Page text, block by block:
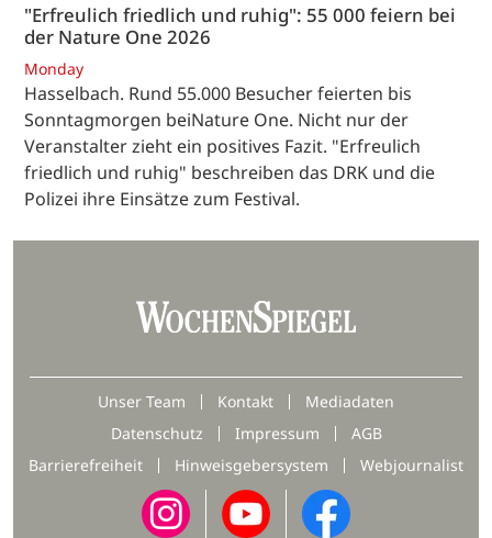
"Erfreulich friedlich und ruhig": 55 000 feiern bei
der Nature One 2026
Monday
Hasselbach. Rund 55.000 Besucher feierten bis
Sonntagmorgen beiNature One. Nicht nur der
Veranstalter zieht ein positives Fazit. "Erfreulich
friedlich und ruhig" beschreiben das DRK und die
Polizei ihre Einsätze zum Festival.
Unser Team Kontakt
Mediadaten
Datenschutz
Impressum
AGB
Barrierefreiheit
Hinweisgebersystem Webjournalist